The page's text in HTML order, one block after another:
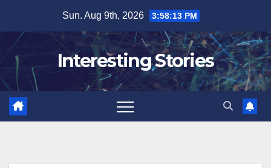
content
Sun. Aug 9th, 2026 3:58:14 PM
Interesting Stories